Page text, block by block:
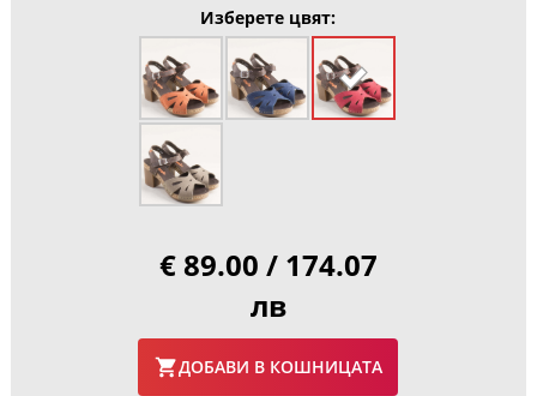
Изберете цвят:
€ 89.00 / 174.07
лв
ДОБАВИ В КОШНИЦАТА